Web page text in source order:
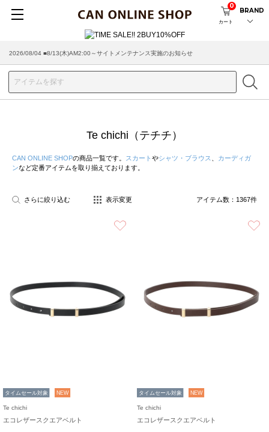
カート
0
BRAND
2026/08/04 ■8/13(木)AM2:00～サイトメンテナンス実施のお知らせ
2026/07/29 ■【お知らせ】ヤマト運輸の配送遅延・停止について
Te chichi（テチチ）
CAN ONLINE SHOPの商品一覧です。 スカート やシャツ・ブラウス
カーディガ
ンなど定番アイテムを取り揃えております。
さらに絞り込む 表示変更 アイテム数： 1367件
タイムセール対象 NEW
Te chichi
エコレザースクエアベルト
タイムセール対象 NEW
Te chichi
エコレザースクエアベルト